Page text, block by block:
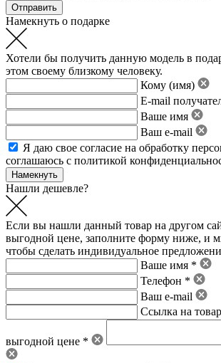
Намекнуть о подарке
Хотели бы получить данную модель в
этом своему близкому человеку.
Кому (имя)
E-mail
Ваше имя
Ваш e-mail
Я даю свое согласие на обработку
соглашаюсь с политикой
Нашли дешевле?
Если вы нашли данный товар на другом
выгодной цене, заполните форму ниже, и
чтобы сделать индивидуальное
Ваше имя *
Телефон *
Ваш e-mail
Ссылка на
выгодной цене *